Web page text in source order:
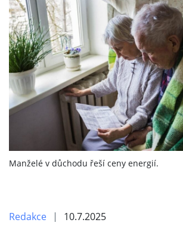
Manželé v důchodu řeší ceny energií.
Redakce 10.7.2025